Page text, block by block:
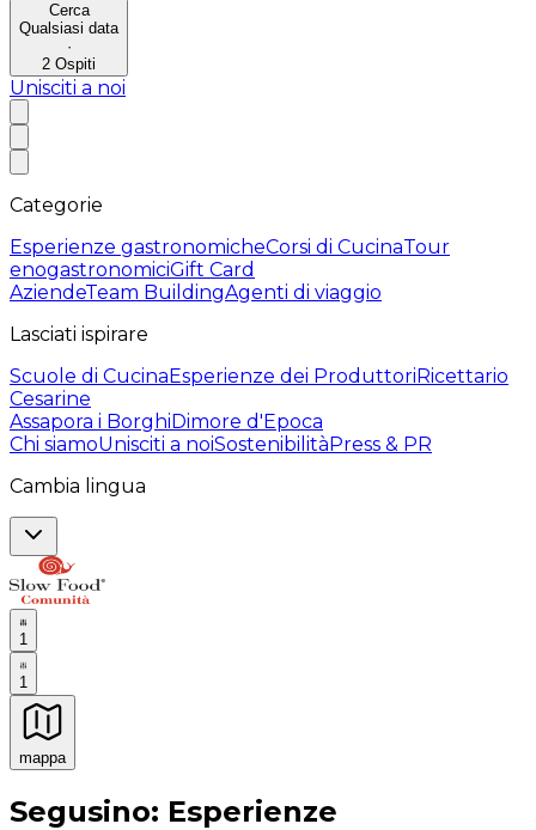
Cerca
Qualsiasi data
·
2 Ospiti
Unisciti a noi
Categorie
Esperienze gastronomicheCorsi di CucinaTour
enogastronomiciGift Card
AziendeTeam BuildingAgenti di viaggio
Lasciati ispirare
Scuole di CucinaEsperienze dei ProduttoriRicettario
Cesarine
Assapora i BorghiDimore d'Epoca
Chi siamoUnisciti a noiSostenibilitàPress & PR
Cambia lingua
1
1
mappa
Esperienze culinarie indimenticabili: Esperienze
Segusino: Esperienze